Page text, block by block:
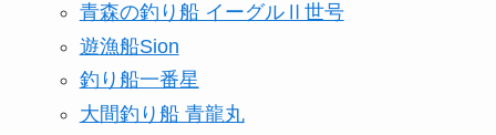
青森の釣り船 イーグルⅡ世号
遊漁船Sion
釣り船一番星
大間釣り船 青龍丸